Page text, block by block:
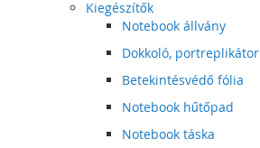
Kiegészítők
Notebook állvány
Dokkoló, portreplikátor
Betekintésvédő fólia
Notebook hűtőpad
Notebook táska